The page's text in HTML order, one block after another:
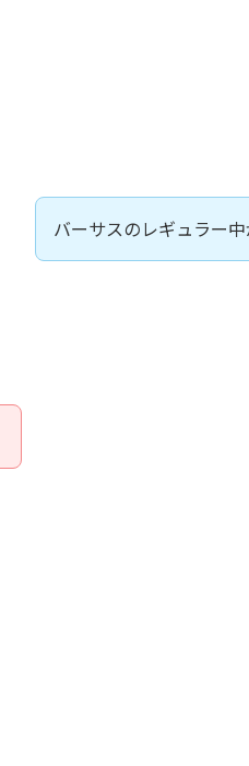
バーサスのレギュラー